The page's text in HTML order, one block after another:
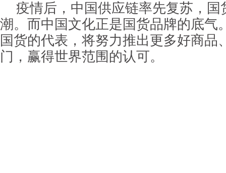
疫情后，中国供应链率先复苏，国
潮。而中国文化正是国货品牌的底气
国货的代表，将努力推出更多好商品
门，赢得世界范围的认可。